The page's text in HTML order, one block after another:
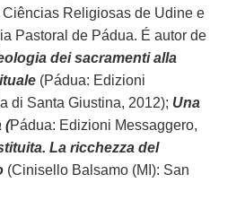
Ciências Religiosas de Udine e
Pastoral de Pádua. É autor de
dei sacramenti alla
(Pádua: Edizioni
di Santa Giustina, 2012); Una
(Pádua: Edizioni Messaggero,
La ricchezza del
(Cinisello Balsamo (MI): San